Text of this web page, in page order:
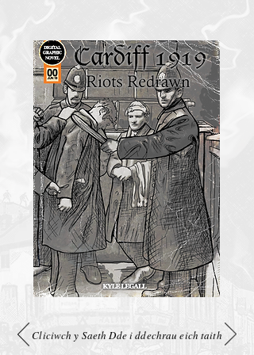
Cliciwch y Saeth Dde i ddechrau eich taith